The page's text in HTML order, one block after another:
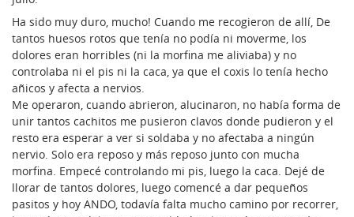
Ha sido muy duro, mucho! Cuando me recogieron de allí, De
tantos huesos rotos que tenía no podía ni moverme, los
dolores eran horribles (ni la morfina me aliviaba) y no
controlaba ni el pis ni la caca, ya que el coxis lo tenía hecho
añicos y afecta a nervios.
Me operaron, cuando abrieron, alucinaron, no había forma de
unir tantos cachitos me pusieron clavos donde pudieron y el
resto era esperar a ver si soldaba y no afectaba a ningún
nervio. Solo era reposo y más reposo junto con mucha
morfina. Empecé controlando mi pis, luego la caca. Dejé de
llorar de tantos dolores, luego comencé a dar pequeños
pasitos y hoy ANDO, todavía falta mucho camino por recorrer,